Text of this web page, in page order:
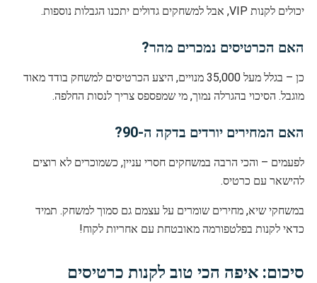
יכולים לקנות VIP, אבל למשחקים גדולים יתכנו הגבלות נוספות.
האם הכרטיסים נמכרים מהר?
כן – בגלל מעל 35,000 מנויים, היצע הכרטיסים למשחק בודד מאוד
מוגבל. הסיכוי בהגרלה נמוך, מי שמפספס צריך לנסות החלפה.
האם המחירים יורדים בדקה ה-90?
לפעמים – והכי הרבה במשחקים חסרי עניין, כשמוכרים לא רוצים
להישאר עם כרטיס.
במשחקי שיא, מחירים שומרים על עצמם גם סמוך למשחק. תמיד
כדאי לקנות בפלטפורמה מאובטחת עם אחריות לקוח!
סיכום: איפה הכי טוב לקנות כרטיסים